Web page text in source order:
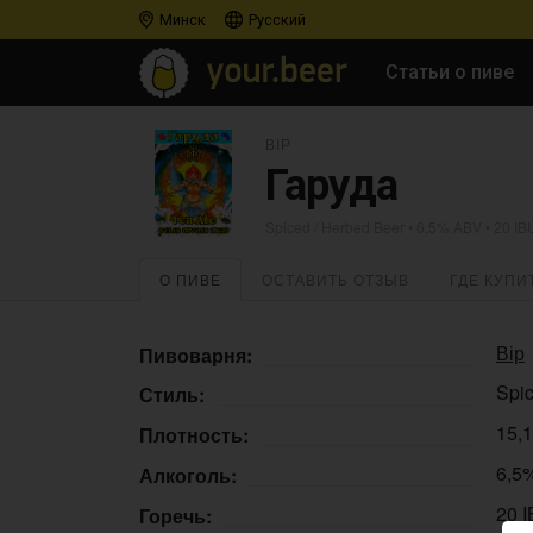
Минск Русский
Статьи о пиве
Гаруда
О ПИВЕ
Пивоварня:
Вір
Стиль:
Плотность:
Алкоголь:
Горечь:
20